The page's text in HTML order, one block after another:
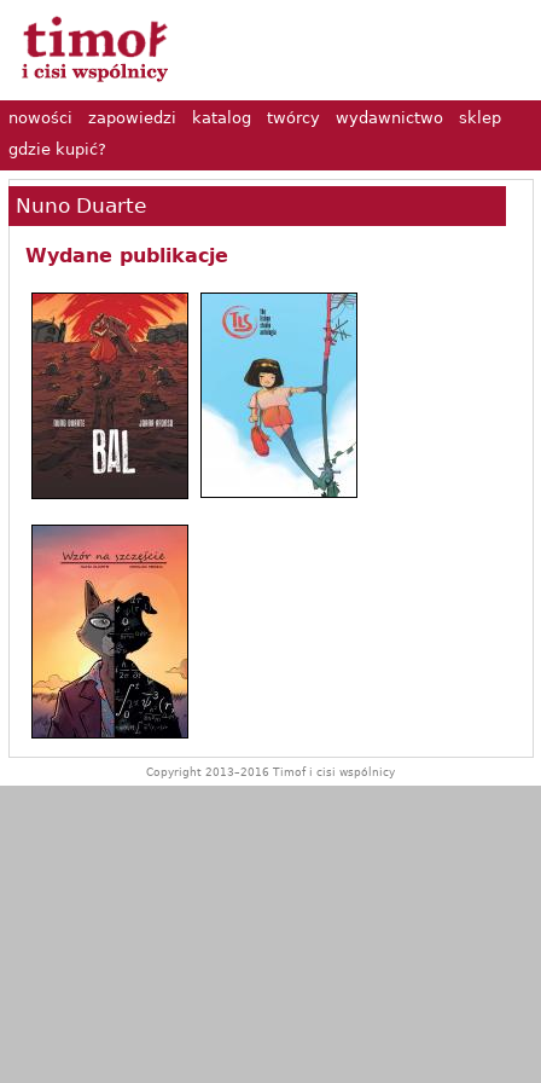
nowości zapowiedzi katalog twórcy wydawnictwo
sklep
gdzie kupić?
Nuno Duarte
Wydane publikacje
Copyright 2013–2016 Timof i cisi wspólnicy